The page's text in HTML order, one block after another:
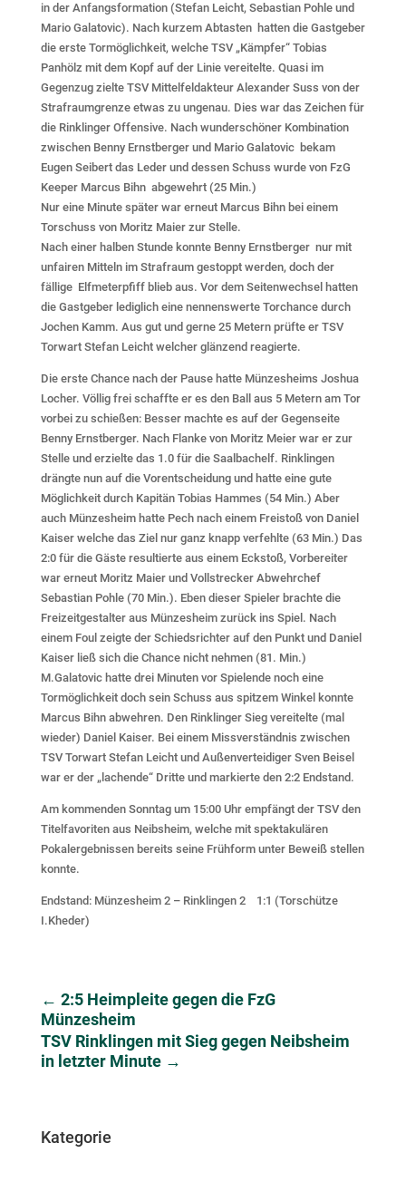
in der Anfangsformation (Stefan Leicht, Sebastian Pohle und
Mario Galatovic). Nach kurzem Abtasten hatten die Gastgeber
die erste Tormöglichkeit, welche TSV „Kämpfer“ Tobias
Panhölz mit dem Kopf auf der Linie vereitelte. Quasi im
Gegenzug zielte TSV Mittelfeldakteur Alexander Suss von der
Strafraumgrenze etwas zu ungenau. Dies war das Zeichen für
die Rinklinger Offensive. Nach wunderschöner Kombination
zwischen Benny Ernstberger und Mario Galatovic bekam
Eugen Seibert das Leder und dessen Schuss wurde von FzG
Keeper Marcus Bihn abgewehrt (25 Min.)
Nur eine Minute später war erneut Marcus Bihn bei einem
Torschuss von Moritz Maier zur Stelle.
Nach einer halben Stunde konnte Benny Ernstberger nur mit
unfairen Mitteln im Strafraum gestoppt werden, doch der
fällige Elfmeterpfiff blieb aus. Vor dem Seitenwechsel hatten
die Gastgeber lediglich eine nennenswerte Torchance durch
Jochen Kamm. Aus gut und gerne 25 Metern prüfte er TSV
Torwart Stefan Leicht welcher glänzend reagierte.
Die erste Chance nach der Pause hatte Münzesheims Joshua
Locher. Völlig frei schaffte er es den Ball aus 5 Metern am Tor
vorbei zu schießen: Besser machte es auf der Gegenseite
Benny Ernstberger. Nach Flanke von Moritz Meier war er zur
Stelle und erzielte das 1.0 für die Saalbachelf. Rinklingen
drängte nun auf die Vorentscheidung und hatte eine gute
Möglichkeit durch Kapitän Tobias Hammes (54 Min.) Aber
auch Münzesheim hatte Pech nach einem Freistoß von Daniel
Kaiser welche das Ziel nur ganz knapp verfehlte (63 Min.) Das
2:0 für die Gäste resultierte aus einem Eckstoß, Vorbereiter
war erneut Moritz Maier und Vollstrecker Abwehrchef
Sebastian Pohle (70 Min.). Eben dieser Spieler brachte die
Freizeitgestalter aus Münzesheim zurück ins Spiel. Nach
einem Foul zeigte der Schiedsrichter auf den Punkt und Daniel
Kaiser ließ sich die Chance nicht nehmen (81. Min.)
M.Galatovic hatte drei Minuten vor Spielende noch eine
Tormöglichkeit doch sein Schuss aus spitzem Winkel konnte
Marcus Bihn abwehren. Den Rinklinger Sieg vereitelte (mal
wieder) Daniel Kaiser. Bei einem Missverständnis zwischen
TSV Torwart Stefan Leicht und Außenverteidiger Sven Beisel
war er der „lachende“ Dritte und markierte den 2:2 Endstand.
Am kommenden Sonntag um 15:00 Uhr empfängt der TSV den
Titelfavoriten aus Neibsheim, welche mit spektakulären
Pokalergebnissen bereits seine Frühform unter Beweiß stellen
konnte.
Endstand: Münzesheim 2 – Rinklingen 2 1:1 (Torschütze
I.Kheder)
← 2:5 Heimpleite gegen die FzG
Münzesheim
TSV Rinklingen mit Sieg gegen Neibsheim
in letzter Minute→
Kategorie